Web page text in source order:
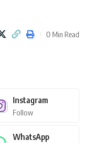
0 Min Read
Instagram
Follow
WhatsApp